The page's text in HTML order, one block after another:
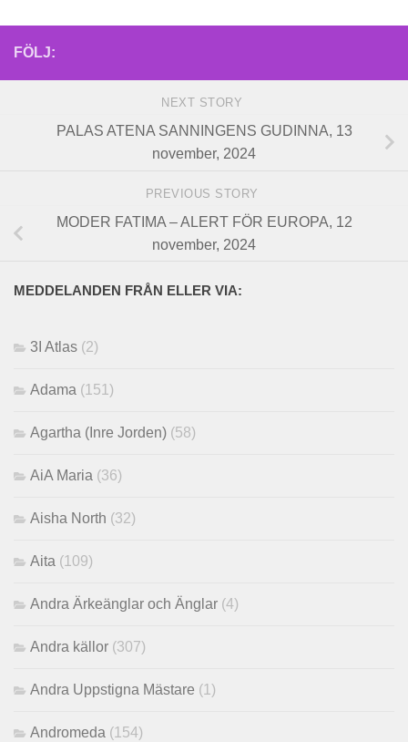
FÖLJ:
NEXT STORY
PALAS ATENA SANNINGENS GUDINNA, 13
november, 2024
PREVIOUS STORY
MODER FATIMA – ALERT FÖR EUROPA, 12
november, 2024
MEDDELANDEN FRÅN ELLER VIA:
3I Atlas (2)
Adama (151)
Agartha (Inre Jorden) (58)
AiA Maria (36)
Aisha North (32)
Aita (109)
Andra Ärkeänglar och Änglar (4)
Andra källor (307)
Andra Uppstigna Mästare (1)
Andromeda (154)